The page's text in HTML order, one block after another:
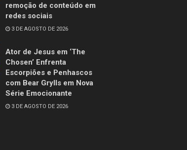
remoção de conteúdo em
redes sociais
3 DE AGOSTO DE 2026
Ator de Jesus em ‘The
Chosen’ Enfrenta
Escorpiões e Penhascos
com Bear Grylls em Nova
Série Emocionante
3 DE AGOSTO DE 2026